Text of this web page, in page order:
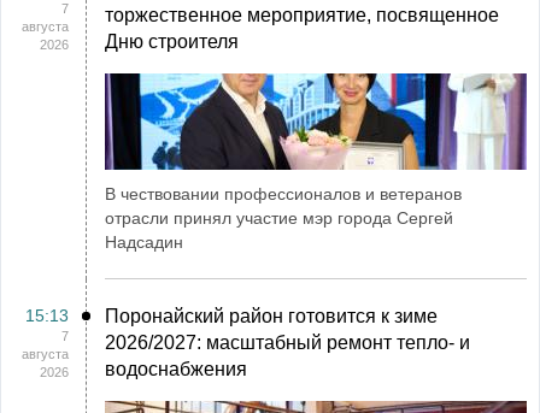
7
августа
2026
торжественное мероприятие, посвященное
Дню строителя
В чествовании профессионалов и ветеранов
отрасли принял участие мэр города Сергей
Надсадин
15:13
7
августа
2026
Поронайский район готовится к зиме
2026/2027: масштабный ремонт тепло- и
водоснабжения